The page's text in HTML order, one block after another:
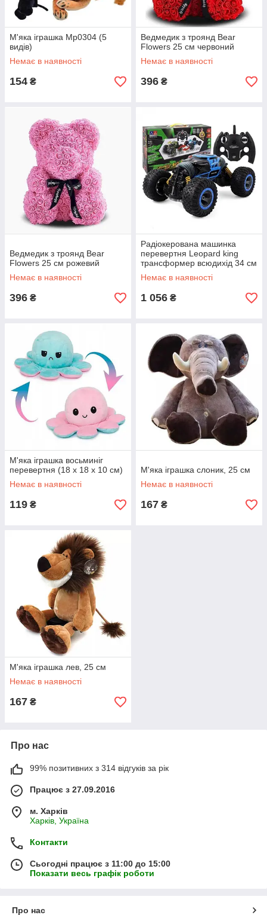
М'яка іграшка Mp0304 (5
видів)
Немає в наявності
154 ₴
Ведмедик з троянд Bear
Flowers 25 см червоний
Немає в наявності
396 ₴
Ведмедик з троянд Bear
Flowers 25 см рожевий
Немає в наявності
396 ₴
Радіокерована машинка
перевертня Leopard king
трансформер всюдихід 34 см
з пультом
Немає в наявності
1 056 ₴
М'яка іграшка восьминіг
перевертня (18 x 18 x 10 см)
Немає в наявності
119 ₴
М'яка іграшка слоник, 25 см
Немає в наявності
167 ₴
М'яка іграшка лев, 25 см
Немає в наявності
167 ₴
Про нас
99% позитивних з 314 відгуків за рік
Працює з 27.09.2016
м. Харків
Харків, Україна
Контакти
Сьогодні працює з 11:00 до 15:00
Показати весь графік роботи
Про нас